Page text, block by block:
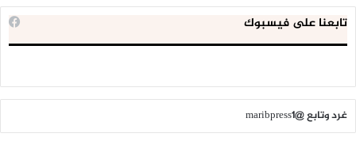
تابعنا على فيسبوك
غرد وتابع @maribpress1